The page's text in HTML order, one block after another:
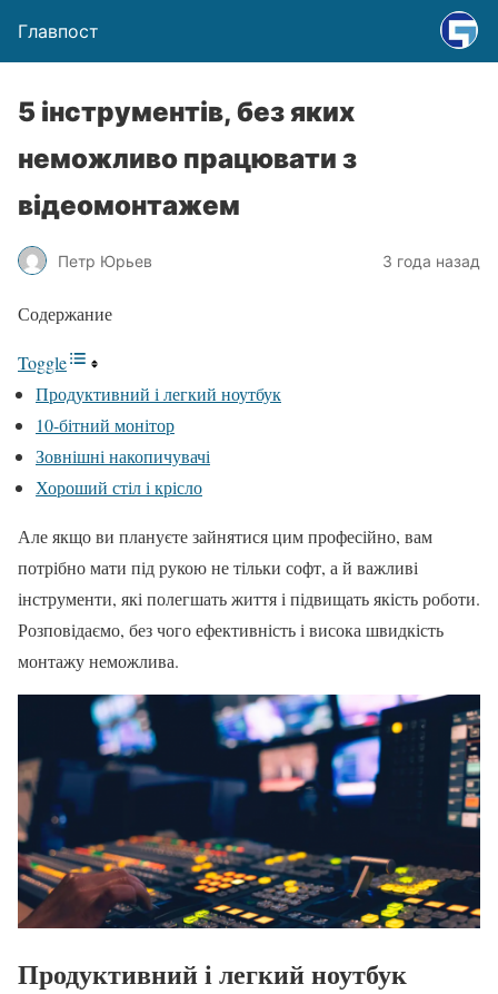
Главпост
5 інструментів, без яких
неможливо працювати з
відеомонтажем
Петр Юрьев 3 года назад
Содержание
Toggle
Продуктивний і легкий ноутбук
10-бітний монітор
Зовнішні накопичувачі
Хороший стіл і крісло
Але якщо ви плануєте зайнятися цим професійно, вам
потрібно мати під рукою не тільки софт, а й важливі
інструменти, які полегшать життя і підвищать якість роботи.
Розповідаємо, без чого ефективність і висока швидкість
монтажу неможлива.
Продуктивний і легкий ноутбук